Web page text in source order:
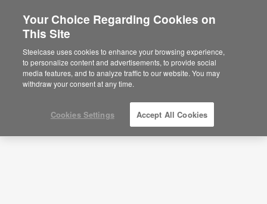
You are now on the Americas site.Click
here to go back to the APAC English site.
Ukraine
Your Choice Regarding Cookies on
This Site
Steelcase uses cookies to enhance your browsing experience,
to personalize content and advertisements, to provide social
media features, and to analyze traffic to our website. You may
withdraw your consent at any time.
Cookies Settings Accept All Cookies